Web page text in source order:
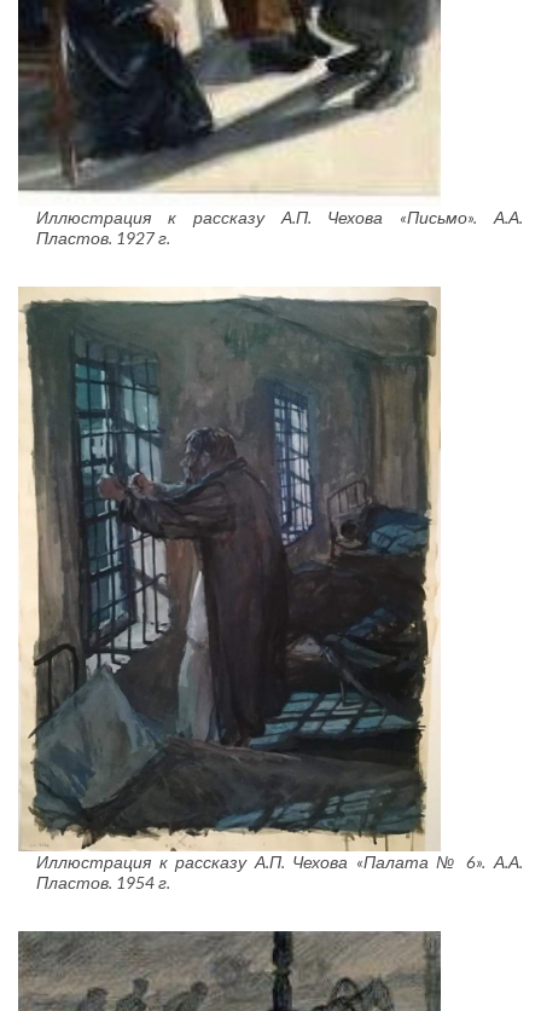
Иллюстрация к рассказу А.П. Чехова «Письмо». А.А.
Пластов. 1927 г.
Иллюстрация к рассказу А.П. Чехова «Палата № 6». А.А.
Пластов. 1954 г.